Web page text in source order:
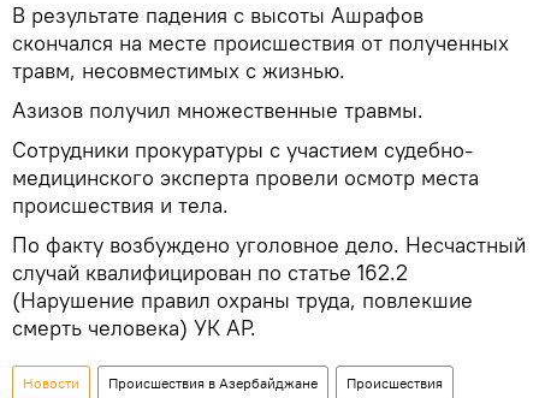
В результате падения с высоты Ашрафов
скончался на месте происшествия от полученных
травм, несовместимых с жизнью.
Азизов получил множественные травмы.
Сотрудники прокуратуры с участием судебно-
медицинского эксперта провели осмотр места
происшествия и тела.
По факту возбуждено уголовное дело. Несчастный
случай квалифицирован по статье 162.2
(Нарушение правил охраны труда, повлекшие
смерть человека) УК АР.
Новости Происшествия в Азербайджане Происшествия